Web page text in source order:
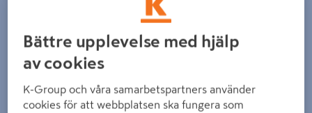
FEQ-PLUS
DWE6423 125MM
Bättre upplevelse med hjälp
av cookies
K-Group och våra samarbetspartners använder
cookies för att webbplatsen ska fungera som